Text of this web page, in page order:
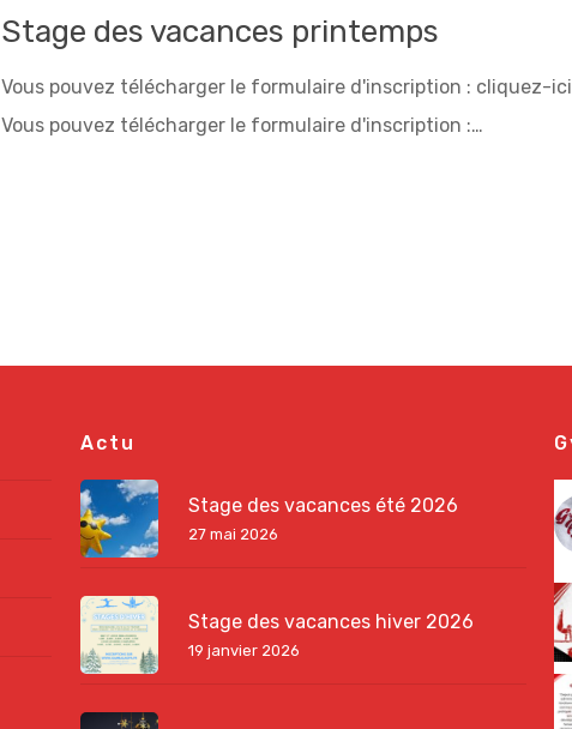
Stage des vacances printemps
Vous pouvez télécharger le formulaire d'inscription : cliquez-ici
Vous pouvez télécharger le formulaire d'inscription :…
Actu
Stage des vacances été 2026
27 mai 2026
Stage des vacances hiver 2026
19 janvier 2026